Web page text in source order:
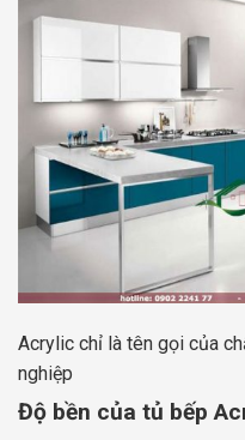
Acrylic chỉ là tên gọi của
nghiệp
Độ bền của tủ bếp